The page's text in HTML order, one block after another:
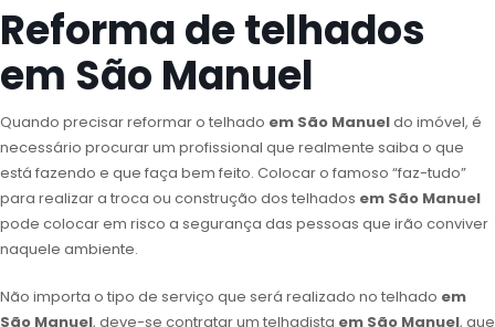
Reforma de telhados
em São Manuel
Quando precisar reformar o telhado em São Manueldo imóvel, é
necessário procurar um profissional que realmente saiba o que
está fazendo e que faça bem feito. Colocar o famoso “faz-tudo”
para realizar a troca ou construção dos telhados em São Manuel
pode colocar em risco a segurança das pessoas que irão conviver
naquele ambiente.
Não importa o tipo de serviço que será realizado no telhado em
São Manuel, deve-se contratar um telhadista em São Manuel, que